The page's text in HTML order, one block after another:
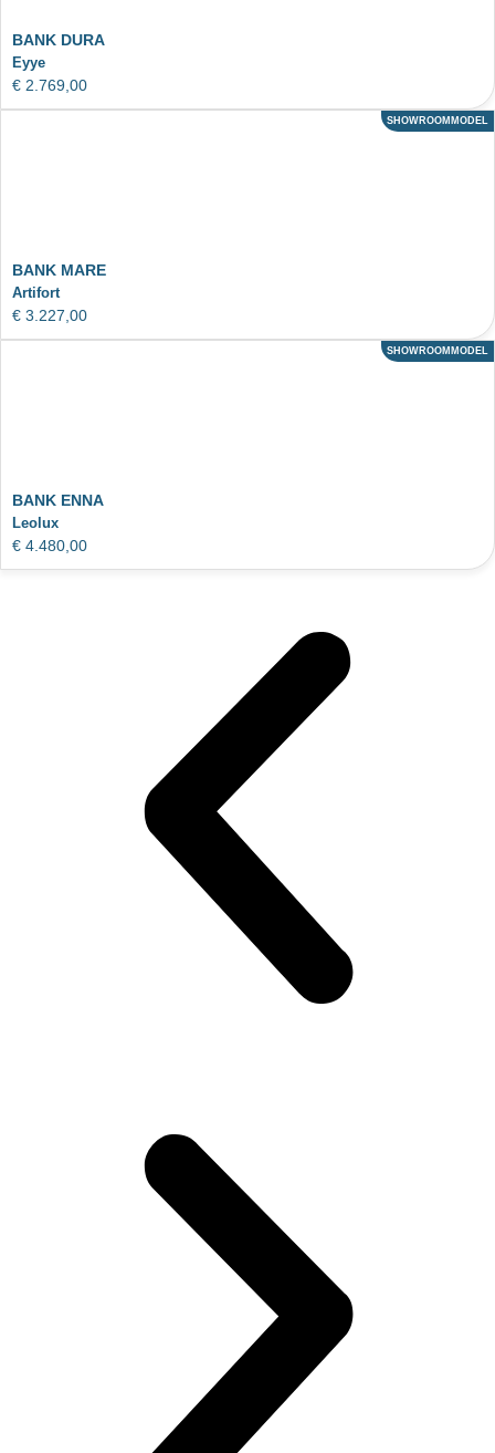
BANK DURA
Eyye
€ 2.769,00
ACTIE
SHOWROOMMODEL
BANK MARE
Artifort
€ 3.227,00
ACTIE
SHOWROOMMODEL
BANK ENNA
Leolux
€ 4.480,00